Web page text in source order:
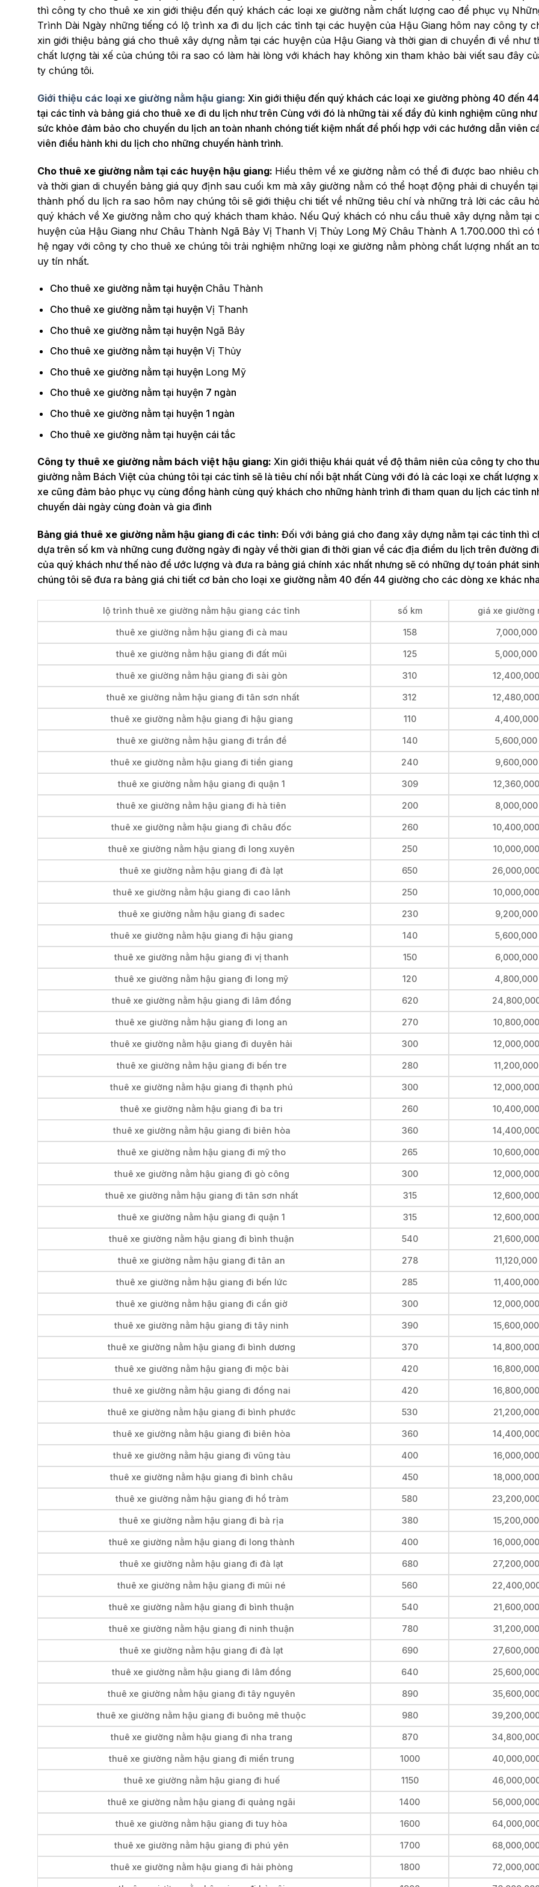
thì công ty cho thuê xe xin giới thiệu đến quý khách các loại xe giường nằm chất lượng cao để phục vụ
Trình Dài Ngày những tiếng có lộ trình xa đi du lịch các tỉnh tại các huyện của Hậu Giang hôm nay công ty
xin giới thiệu bảng giá cho thuê xây dựng nằm tại các huyện của Hậu Giang và thời gian di chuyển đi về như
chất lượng tài xế của chúng tôi ra sao có làm hài lòng với khách hay không xin tham khảo bài viết sau đây
ty chúng tôi.
Giới thiệu các loại xe giường nằm hậu giang: Xin giới thiệu đến quý khách các loại xe giường phòng 40 đến
tại các tỉnh và bảng giá cho thuê xe đi du lịch như trên Cùng với đó là những tài xế đầy đủ kinh nghiệm cũng
sức khỏe đảm bảo cho chuyến du lịch an toàn nhanh chóng tiết kiệm nhất để phối hợp với các hướng dẫn viên
viên điều hành khi du lịch cho những chuyến hành trình.
Cho thuê xe giường nằm tại các huyện hậu giang: Hiểu thêm về xe giường nằm có thể đi được bao nhiêu
và thời gian di chuyển bảng giá quy định sau cuối km mà xây giường nằm có thể hoạt động phải di chuyển
thành phố du lịch ra sao hôm nay chúng tôi sẽ giới thiệu chi tiết về những tiêu chí và những trả lời các câu
quý khách về Xe giường nằm cho quý khách tham khảo. Nếu Quý khách có nhu cầu thuê xây dựng nằm tại
huyện của Hậu Giang như Châu Thành Ngã Bảy Vị Thanh Vị Thủy Long Mỹ Châu Thành A 1.700.000 thì có
hệ ngay với công ty cho thuê xe chúng tôi trải nghiệm những loại xe giường nằm phòng chất lượng nhất an
uy tín nhất.
Cho thuê xe giường nằm tại huyện Châu Thành
Cho thuê xe giường nằm tại huyện Vị Thanh
Cho thuê xe giường nằm tại huyện Ngã Bảy
Cho thuê xe giường nằm tại huyện Vị Thủy
Cho thuê xe giường nằm tại huyện Long Mỹ
Cho thuê xe giường nằm tại huyện 7 ngàn
Cho thuê xe giường nằm tại huyện 1 ngàn
Cho thuê xe giường nằm tại huyện cái tắc
Công ty thuê xe giường nằm bách việt hậu giang: Xin giới thiệu khái quát về độ thâm niên của công ty cho
giường nằm Bách Việt của chúng tôi tại các tỉnh sẽ là tiêu chí nổi bật nhất Cùng với đó là các loại xe chất lượng
xe cũng đảm bảo phục vụ cùng đồng hành cùng quý khách cho những hành trình đi tham quan du lịch các tỉnh
chuyến dài ngày cùng đoàn và gia đình
Bảng giá thuê xe giường nằm hậu giang đi các tỉnh: Đối với bảng giá cho đang xây dựng nằm tại các tỉnh thì
dựa trên số km và những cung đường ngày đi ngày về thời gian đi thời gian về các địa điểm du lịch trên đường
của quý khách như thế nào để ước lượng và đưa ra bảng giá chính xác nhất nhưng sẽ có những dự toán phát
chúng tôi sẽ đưa ra bảng giá chi tiết cơ bản cho loại xe giường nằm 40 đến 44 giường cho các dòng xe khác
lộ trình thuê xe giường nằm hậu giang các tỉnh số km giá xe giường
thuê xe giường nằm hậu giang đi cà mau 158 7,000,000
thuê xe giường nằm hậu giang đi đất mũi 125 5,000,000
thuê xe giường nằm hậu giang đi sài gòn 310 12,400,000
thuê xe giường nằm hậu giang đi tân sơn nhất 312 12,480,000
thuê xe giường nằm hậu giang đi hậu giang 110 4,400,000
thuê xe giường nằm hậu giang đi trần đề 140 5,600,000
thuê xe giường nằm hậu giang đi tiền giang 240 9,600,000
thuê xe giường nằm hậu giang đi quận 1 309 12,360,000
thuê xe giường nằm hậu giang đi hà tiên 200 8,000,000
thuê xe giường nằm hậu giang đi châu đốc 260 10,400,000
thuê xe giường nằm hậu giang đi long xuyên 250 10,000,000
thuê xe giường nằm hậu giang đi đà lạt 650
thuê xe giường nằm hậu giang đi cao lãnh 250 10,000,000
thuê xe giường nằm hậu giang đi sadec 230 9,200,000
thuê xe giường nằm hậu giang đi hậu giang 140 5,600,000
thuê xe giường nằm hậu giang đi vị thanh 150 6,000,000
thuê xe giường nằm hậu giang đi long mỹ 120 4,800,000
thuê xe giường nằm hậu giang đi lâm đồng 620
thuê xe giường nằm hậu giang đi long an 270 10,800,000
thuê xe giường nằm hậu giang đi duyên hải 300 12,000,000
thuê xe giường nằm hậu giang đi bến tre 280 11,200,000
thuê xe giường nằm hậu giang đi thạnh phú 300 12,000,000
thuê xe giường nằm hậu giang đi ba tri 260 10,400,000
thuê xe giường nằm hậu giang đi biên hòa 360
thuê xe giường nằm hậu giang đi mỹ tho 265 10,600,000
thuê xe giường nằm hậu giang đi gò công 300 12,000,000
thuê xe giường nằm hậu giang đi tân sơn nhất 315 12,600,000
thuê xe giường nằm hậu giang đi quận 1 315 12,600,000
thuê xe giường nằm hậu giang đi bình thuận 540 21,600,000
thuê xe giường nằm hậu giang đi tân an 278 11,120,000
thuê xe giường nằm hậu giang đi bến lức 285 11,400,000
thuê xe giường nằm hậu giang đi cần giờ 300 12,000,000
thuê xe giường nằm hậu giang đi tây ninh 390 15,600,000
thuê xe giường nằm hậu giang đi bình dương 370 14,800,000
thuê xe giường nằm hậu giang đi mộc bài 420 16,800,000
thuê xe giường nằm hậu giang đi đồng nai 420 16,800,000
thuê xe giường nằm hậu giang đi bình phước 530 21,200,000
thuê xe giường nằm hậu giang đi biên hòa 360
thuê xe giường nằm hậu giang đi vũng tàu 400 16,000,000
thuê xe giường nằm hậu giang đi bình châu 450 18,000,000
thuê xe giường nằm hậu giang đi hồ tràm 580
thuê xe giường nằm hậu giang đi bà rịa 380 15,200,000
thuê xe giường nằm hậu giang đi long thành 400 16,000,000
thuê xe giường nằm hậu giang đi đà lạt 680 27,200,000
thuê xe giường nằm hậu giang đi mũi né 560
thuê xe giường nằm hậu giang đi bình thuận 540 21,600,000
thuê xe giường nằm hậu giang đi ninh thuận 780 31,200,000
thuê xe giường nằm hậu giang đi đà lạt 690 27,600,000
thuê xe giường nằm hậu giang đi lâm đồng 640
thuê xe giường nằm hậu giang đi tây nguyên 890
thuê xe giường nằm hậu giang đi buông mê thuộc 980
thuê xe giường nằm hậu giang đi nha trang 870
thuê xe giường nằm hậu giang đi miền trung 1000
thuê xe giường nằm hậu giang đi huế 1150
thuê xe giường nằm hậu giang đi quảng ngãi 1400
thuê xe giường nằm hậu giang đi tuy hòa 1600
thuê xe giường nằm hậu giang đi phú yên 1700
thuê xe giường nằm hậu giang đi hải phòng 1800